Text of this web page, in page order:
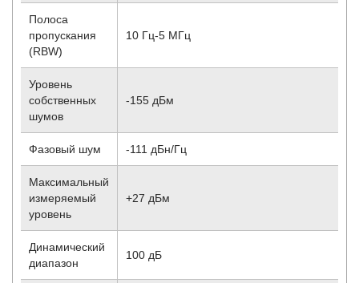
Полоса
пропускания
(RBW)
10 Гц-5 МГц
Уровень
собственных
шумов
-155 дБм
Фазовый шум -111 дБн/Гц
Максимальный
измеряемый
уровень
+27 дБм
Динамический
диапазон
100 дБ